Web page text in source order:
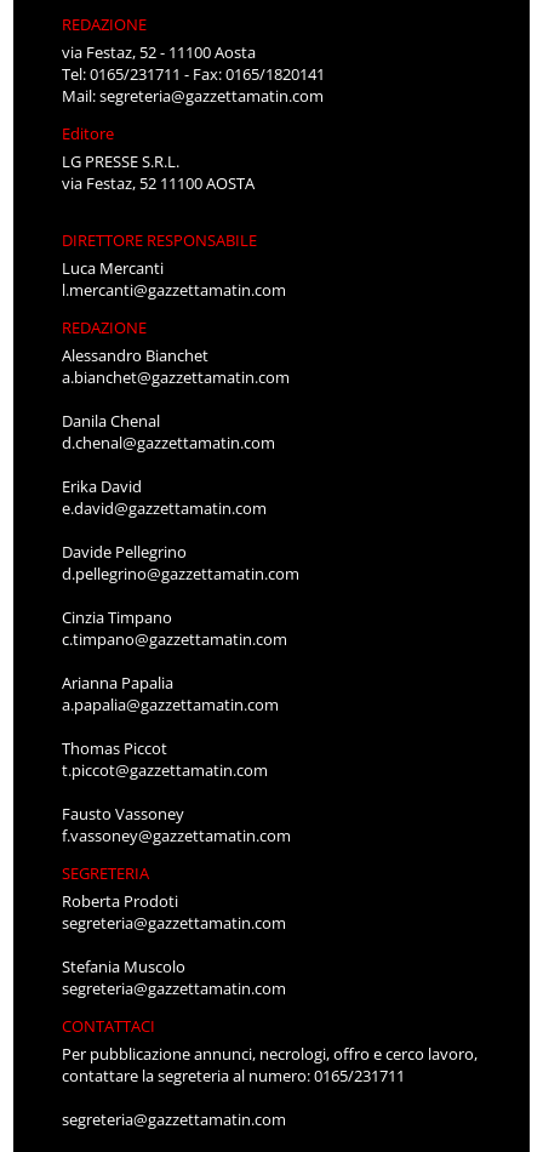
REDAZIONE
via Festaz, 52 - 11100 Aosta
Tel: 0165/231711 - Fax: 0165/1820141
Mail:segreteria@gazzettamatin.com
Editore
LG PRESSE S.R.L.
via Festaz, 52 11100 AOSTA
DIRETTORE RESPONSABILE
Luca Mercanti
l.mercanti@gazzettamatin.com
REDAZIONE
Alessandro Bianchet
a.bianchet@gazzettamatin.com
Danila Chenal
d.chenal@gazzettamatin.com
Erika David
e.david@gazzettamatin.com
Davide Pellegrino
d.pellegrino@gazzettamatin.com
Cinzia Timpano
c.timpano@gazzettamatin.com
Arianna Papalia
a.papalia@gazzettamatin.com
Thomas Piccot
t.piccot@gazzettamatin.com
Fausto Vassoney
f.vassoney@gazzettamatin.com
SEGRETERIA
Roberta Prodoti
segreteria@gazzettamatin.com
Stefania Muscolo
segreteria@gazzettamatin.com
CONTATTACI
Per pubblicazione annunci, necrologi, offro e cerco lavoro,
contattare la segreteria al numero: 0165/231711
segreteria@gazzettamatin.com